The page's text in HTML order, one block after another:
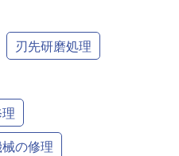
刃先研磨処理
の修理